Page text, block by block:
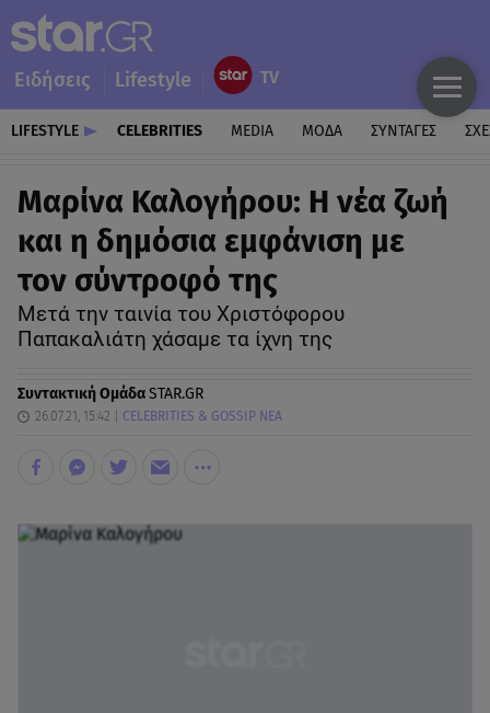
Ειδήσεις Lifestyle
LIFESTYLE CELEBRITIES MEDIA ΜΟΔΑ ΣΥΝΤΑΓΕΣ
Μαρίνα Καλογήρου: Η νέα ζωή
και η δημόσια εμφάνιση με
τον σύντροφό της
Μετά την ταινία του Χριστόφορου
Παπακαλιάτη χάσαμε τα ίχνη της
Συντακτική ΟμάδαSTAR.GR
26.07.21, 15:42 CELEBRITIES & GOSSIP ΝΕΑ